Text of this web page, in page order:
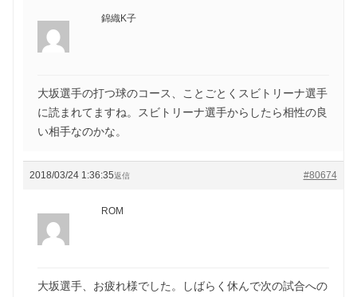
錦織K子
大坂選手の打つ球のコース、ことごとくスビトリーナ選手
に読まれてますね。スビトリーナ選手からしたら相性の良
い相手なのかな。
2018/03/24 1:36:35 #80674
返信
ROM
大坂選手、お疲れ様でした。しばらく休んで次の試合への